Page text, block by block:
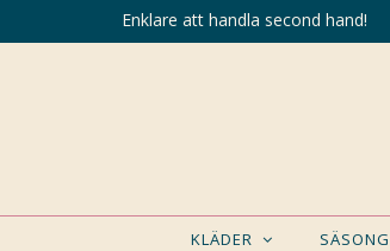
Enklare att handla second hand!
KLÄDER SÄSONG